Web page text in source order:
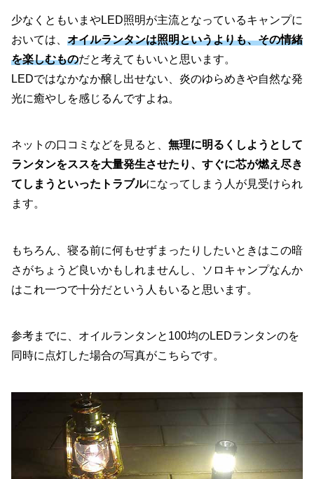
少なくともいまやLED照明が主流となっているキャンプに
おいては、 オイルランタンは照明というよりも、その情緒
を楽しむものだと考えてもいいと思います。
LEDではなかなか醸し出せない、炎のゆらめきや自然な発
光に癒やしを感じるんですよね。
ネットの口コミなどを見ると、 無理に明るくしようとして
ランタンをススを大量発生させたり、すぐに芯が燃え尽き
てしまうといったトラブルになってしまう人が見受けられ
ます。
もちろん、寝る前に何もせずまったりしたいときはこの暗
さがちょうど良いかもしれませんし、ソロキャンプなんか
はこれ一つで十分だという人もいると思います。
参考までに、オイルランタンと100均のLEDランタンのを
同時に点灯した場合の写真がこちらです。